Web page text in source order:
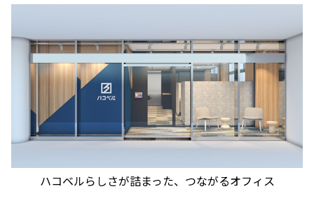
ハコベルらしさが詰まった、つながるオフィス